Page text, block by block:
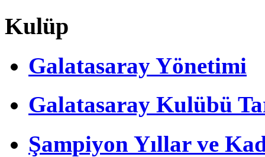
Kulüp
Galatasaray Yönetimi
Galatasaray Kulübü
Şampiyon Yıllar ve